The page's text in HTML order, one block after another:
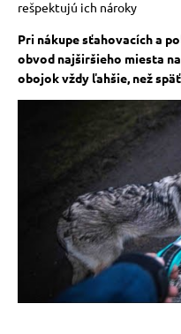
rešpektujú ich nároky
Pri nákupe sťahovacích a
obvod najširšieho miesta
obojok vždy ľahšie, než